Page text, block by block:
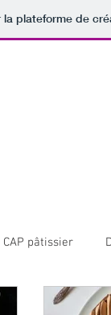
la plateforme de
CAP pâtissier
Plats